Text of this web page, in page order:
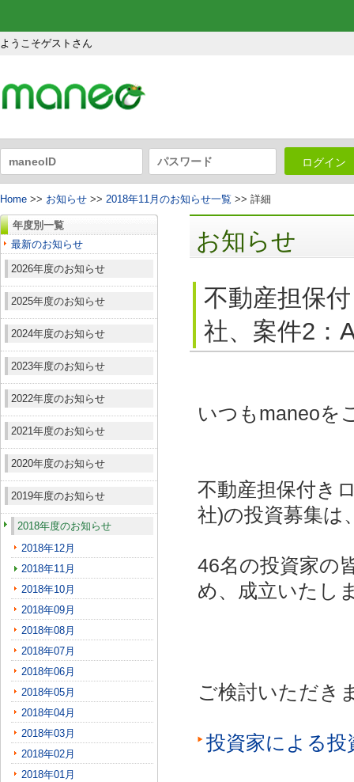
ようこそゲストさん
ログイン
Home >> お知らせ >> 2018年11月のお知らせ一覧 >> 詳細
年度別一覧
最新のお知らせ
2026年度のお知らせ
2025年度のお知らせ
2024年度のお知らせ
2023年度のお知らせ
2022年度のお知らせ
2021年度のお知らせ
2020年度のお知らせ
2019年度のお知らせ
2018年度のお知らせ
2018年12月
2018年11月
2018年10月
2018年09月
2018年08月
2018年07月
2018年06月
2018年05月
2018年04月
2018年03月
2018年02月
2018年01月
お知らせ
不動産担保
社、案件2：
いつもmaneoを
不動産担保付き
社)の投資募集は
46名の投資家の
め、成立いたし
ご検討いただき
投資家による